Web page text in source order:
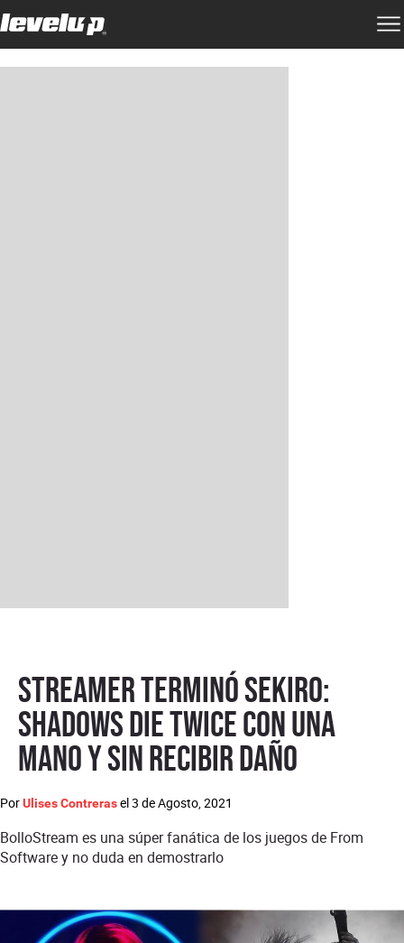
Streamer terminó Sekiro:
Shadows Die Twice con una
mano y sin recibir daño
PorUlises Contrerasel3 de Agosto, 2021
BolloStream es una súper fanática de los juegos de From
Software y no duda en demostrarlo